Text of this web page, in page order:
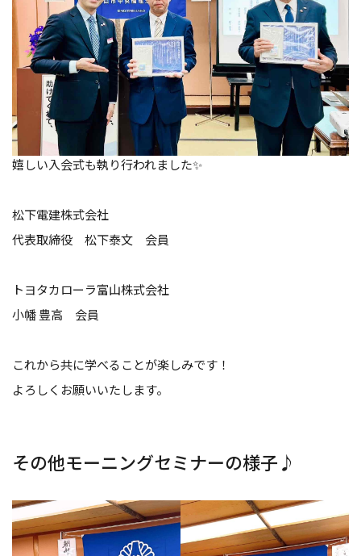
嬉しい入会式も執り行われました✨
松下電建株式会社
代表取締役 松下泰文 会員
トヨタカローラ富山株式会社
小幡 豊高 会員
これから共に学べることが楽しみです！
よろしくお願いいたします。
その他モーニングセミナーの様子♪